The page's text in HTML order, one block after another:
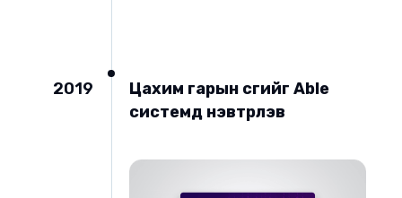
2019
Цахим гарын үсгийг Able
системд нэвтрүүлэв